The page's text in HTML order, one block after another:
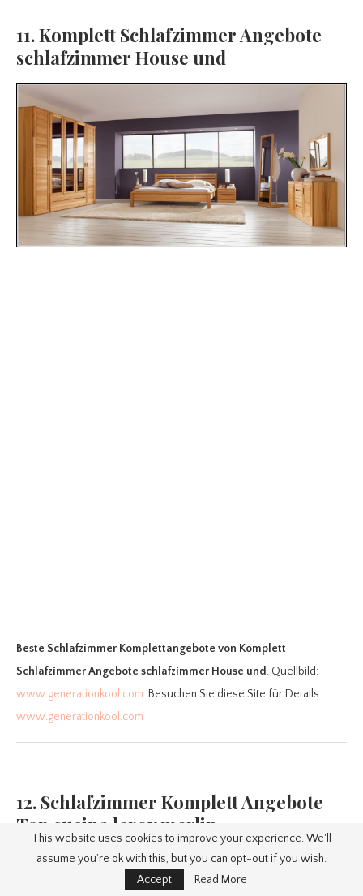
11. Komplett Schlafzimmer Angebote
schlafzimmer House und
Beste Schlafzimmer Komplettangebote von Komplett
Schlafzimmer Angebote schlafzimmer House und. Quellbild:
www.generationkool.com. Besuchen Sie diese Site für Details:
www.generationkool.com
12. Schlafzimmer Komplett Angebote
Top cucina leroy merlin
This website uses cookies to improve your experience. We'll
assume you're ok with this, but you can opt-out if you wish.
Accept
Read More